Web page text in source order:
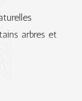
arbres et
des